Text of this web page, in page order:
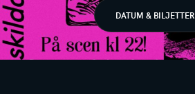
DATUM & BILJETTER